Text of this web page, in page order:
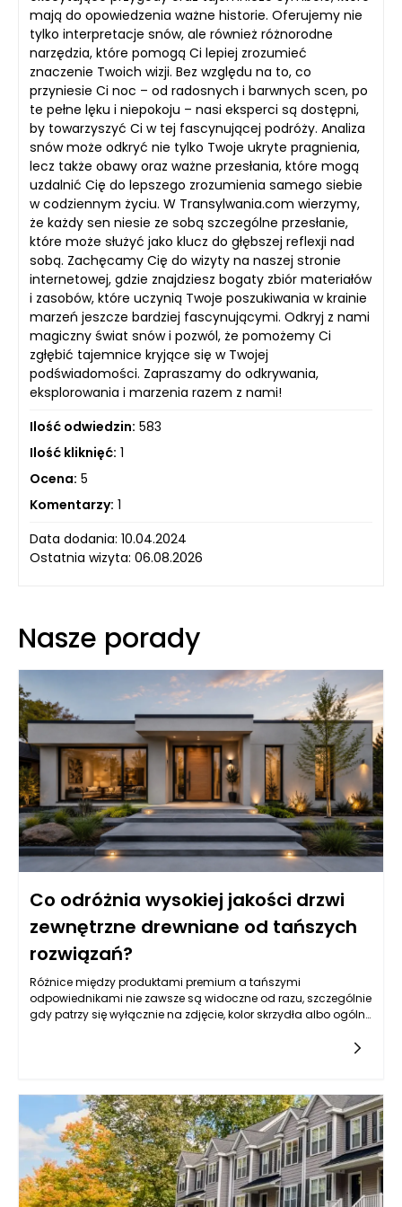
mają do opowiedzenia ważne historie. Oferujemy nie
tylko interpretacje snów, ale również różnorodne
narzędzia, które pomogą Ci lepiej zrozumieć
znaczenie Twoich wizji. Bez względu na to, co
przyniesie Ci noc – od radosnych i barwnych scen, po
te pełne lęku i niepokoju – nasi eksperci są dostępni,
by towarzyszyć Ci w tej fascynującej podróży. Analiza
snów może odkryć nie tylko Twoje ukryte pragnienia,
lecz także obawy oraz ważne przesłania, które mogą
uzdalnić Cię do lepszego zrozumienia samego siebie
w codziennym życiu. W Transylwania.com wierzymy,
że każdy sen niesie ze sobą szczególne przesłanie,
które może służyć jako klucz do głębszej reflexji nad
sobą. Zachęcamy Cię do wizyty na naszej stronie
internetowej, gdzie znajdziesz bogaty zbiór materiałów
i zasobów, które uczynią Twoje poszukiwania w krainie
marzeń jeszcze bardziej fascynującymi. Odkryj z nami
magiczny świat snów i pozwól, że pomożemy Ci
zgłębić tajemnice kryjące się w Twojej
podświadomości. Zapraszamy do odkrywania,
eksplorowania i marzenia razem z nami!
Ilość odwiedzin: 583
Ilość kliknięć: 1
Ocena: 5
Komentarzy: 1
Data dodania: 10.04.2024
Ostatnia wizyta: 06.08.2026
Nasze porady
Co odróżnia wysokiej jakości drzwi
zewnętrzne drewniane od tańszych
rozwiązań?
Różnice między produktami premium a tańszymi
odpowiednikami nie zawsze są widoczne od razu, szczególnie
gdy patrzy się wyłącznie na zdjęcie, kolor skrzydła albo ogólny
precyzji wykonania. Tańsze rozwiązania często kuszą niższą
ceną, jednak mogą oznaczać kompromisy w zakresie
trwałości, odporności na wilgoć, szczelności, jakości okuć czy
żywotności powłoki ochronnej. W praktyce drzwi wejściowe są
intensywnie eksploatowane każdego dnia, a jednocześnie
muszą radzić sobie z deszczem, mrozem, słońcem, zmianami
temperatury i naprężeniami wynikającymi z pracy materiału.